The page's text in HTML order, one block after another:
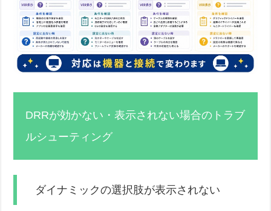
DRRが効かない・表示されない場合のトラブ
ルシューティング
ダイナミックの選択肢が表示されない